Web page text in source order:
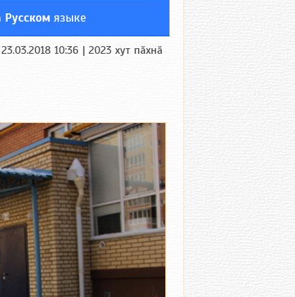
Русском языке
23.03.2018 10:36 | 2023 хут пӑхнӑ